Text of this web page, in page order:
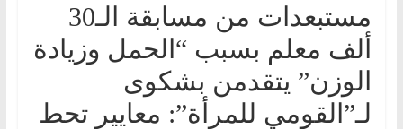
مستبعدات من مسابقة الـ30
ألف معلم بسبب “الحمل وزيادة
الوزن” يتقدمن بشكوى
لـ”القومي للمرأة”: معايير تحط